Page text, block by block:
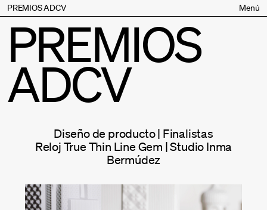
PREMIOS ADCV
Bases
Jurado
Inscripción
Palmarés
Premios especiales
Supporters
Contacto
Menú
PREMIOS
ADCV
Diseño de producto | Finalistas
Reloj True Thin Line Gem | Studio Inma
Bermúdez